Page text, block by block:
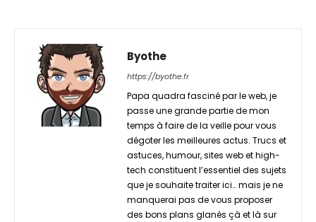
Byothe
https://byothe.fr
Papa quadra fasciné par le web, je
passe une grande partie de mon
temps à faire de la veille pour vous
dégoter les meilleures actus. Trucs et
astuces, humour, sites web et high-
tech constituent l’essentiel des sujets
que je souhaite traiter ici… mais je ne
manquerai pas de vous proposer
des bons plans glanés çà et là sur